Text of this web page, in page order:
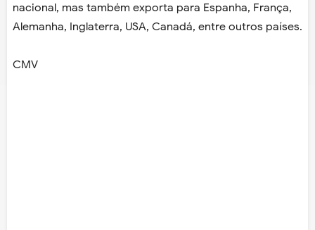
nacional, mas também exporta para Espanha, França,
Alemanha, Inglaterra, USA, Canadá, entre outros países.
CMV